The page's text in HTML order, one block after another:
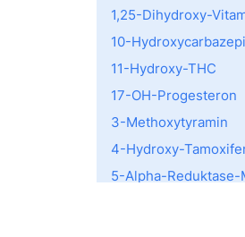
1,25-Dihydroxy-
10-
11-Hydroxy-THC
17-OH-Progesteron
3-Methoxytyramin
4-Hydroxy-
5-Alpha-Reduktase-